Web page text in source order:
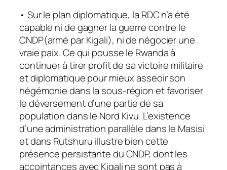
• Sur le plan diplomatique, la RDC n’a été
capable ni de gagner la guerre contre le
CNDP(armé par Kigali), ni de négocier une
vraie paix. Ce qui pousse le Rwanda à
continuer à tirer profit de sa victoire militaire
et diplomatique pour mieux asseoir son
hégémonie dans la sous-région et favoriser
le déversement d’une partie de sa
population dans le Nord Kivu. L’existence
d’une administration parallèle dans le Masisi
et dans Rutshuru illustre bien cette
présence persistante du CNDP, dont les
accointances avec Kigali ne sont pas à